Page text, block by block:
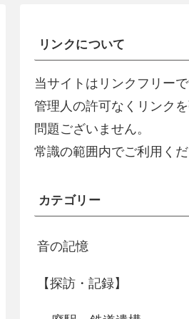
リンクについて
当サイトはリンクフリーで
管理人の許可なくリンク
問題ございません。
常識の範囲内でご利用くだ
カテゴリー
音の記憶
【探訪・記録】